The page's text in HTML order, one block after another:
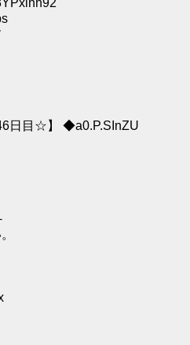
日目☆】 ◆a0.P.SInZU